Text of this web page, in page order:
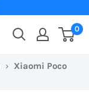
0
› Xiaomi Poco